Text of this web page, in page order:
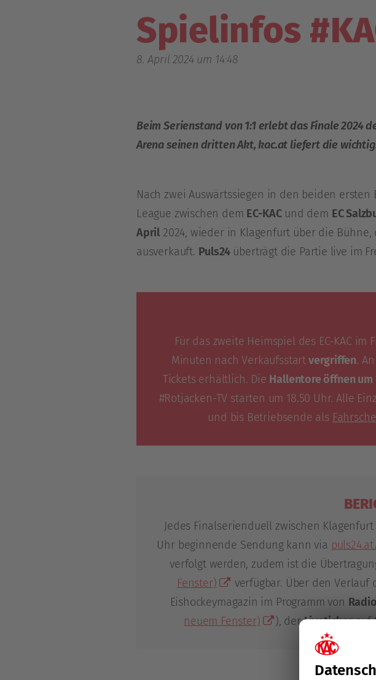
Spielinfos
8. April 2024 um 14:48
Beim Serienstand von 1:1 erlebt das Finale 2024
Arena seinen dritten Akt, kac.at liefert die
Nach zwei Auswärtssiegen in den beiden
League zwischen dem EC-KACund dem EC
April 2024, wieder in Klagenfurt über die
ausverkauft. Puls24überträgt die Partie live im
Für das zweite Heimspiel des EC-KAC im
Minuten nach Verkaufsstartvergriffen.
Tickets erhältlich. Die Hallentore öffnen um
#Rotjacken-TV starten um 18.50 Uhr. Alle
und bis Betriebsende als
Jedes Finalserienduell zwischen
Uhr beginnende Sendung kann via
verfolgt werden, zudem ist die
Fenster)
verfügbar. Über den Verlauf
Eishockeymagazin im Programm von
neuem Fenster)
), derLivetickerauf